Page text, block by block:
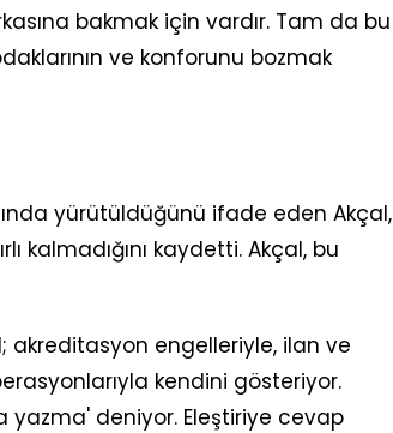
bakmak için vardır. Tam da bu
ve konforunu bozmak
yürütüldüğünü ifade eden Akçal,
kalmadığını kaydetti. Akçal, bu
akreditasyon engelleriyle, ilan ve
kendini gösteriyor.
yazma' deniyor. Eleştiriye cevap